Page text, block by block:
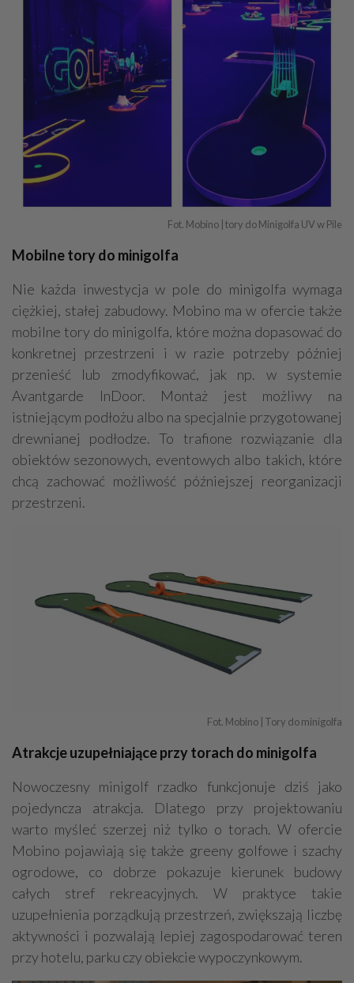
Fot. Mobino | tory do Minigolfa UV w Pile
Mobilne tory do minigolfa
Nie każda inwestycja w pole do minigolfa wymaga
ciężkiej, stałej zabudowy. Mobino ma w ofercie także
mobilne tory do minigolfa, które można dopasować do
konkretnej przestrzeni i w razie potrzeby później
przenieść lub zmodyfikować, jak np. w systemie
Avantgarde InDoor. Montaż jest możliwy na
istniejącym podłożu albo na specjalnie przygotowanej
drewnianej podłodze. To trafione rozwiązanie dla
obiektów sezonowych, eventowych albo takich, które
chcą zachować możliwość późniejszej reorganizacji
przestrzeni.
Fot. Mobino | Tory do minigolfa
Atrakcje uzupełniające przy torach do minigolfa
Nowoczesny minigolf rzadko funkcjonuje dziś jako
pojedyncza atrakcja. Dlatego przy projektowaniu
warto myśleć szerzej niż tylko o torach. W ofercie
Mobino pojawiają się także greeny golfowe i szachy
ogrodowe, co dobrze pokazuje kierunek budowy
całych stref rekreacyjnych. W praktyce takie
uzupełnienia porządkują przestrzeń, zwiększają liczbę
aktywności i pozwalają lepiej zagospodarować teren
przy hotelu, parku czy obiekcie wypoczynkowym.